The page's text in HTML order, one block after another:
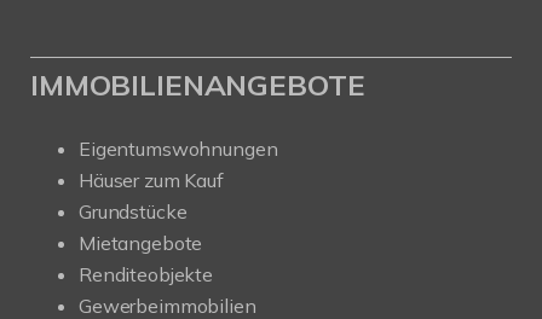
IMMOBILIENANGEBOTE
Eigentumswohnungen
Häuser zum Kauf
Grundstücke
Mietangebote
Renditeobjekte
Gewerbeimmobilien